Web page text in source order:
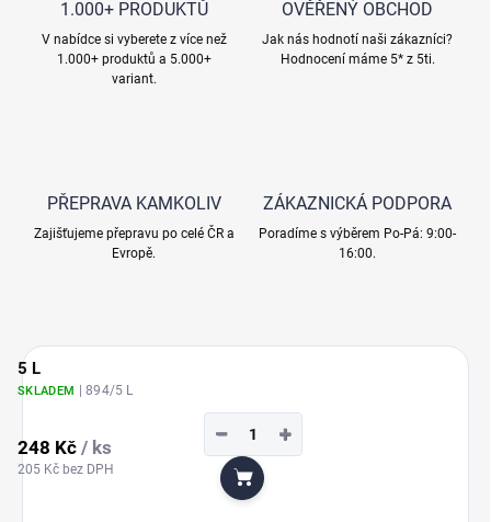
1.000+ PRODUKTŮ
V nabídce si vyberete z více než
1.000+ produktů a 5.000+
variant.
OVĚŘENÝ OBCHOD
Jak nás hodnotí naši zákazníci?
Hodnocení máme 5* z 5ti.
PŘEPRAVA KAMKOLIV
Zajišťujeme přepravu po celé ČR a
Evropě.
ZÁKAZNICKÁ PODPORA
Poradíme s výběrem Po-Pá: 9:00-
16:00.
5 L
SKLADEM | 894/5 L
248 Kč / ks
205 Kč bez DPH
+
−
Do košíku